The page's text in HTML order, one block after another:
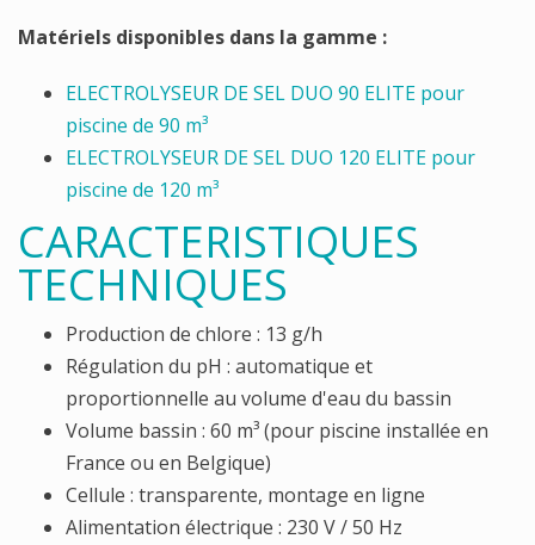
Matériels disponibles dans la gamme :
ELECTROLYSEUR DE SEL DUO 90 ELITE pour
piscine de 90 m³
ELECTROLYSEUR DE SEL DUO 120 ELITE pour
piscine de 120 m³
CARACTERISTIQUES
TECHNIQUES
Production de chlore : 13 g/h
Régulation du pH : automatique et
proportionnelle au volume d'eau du bassin
Volume bassin : 60 m³ (pour piscine installée en
France ou en Belgique)
Cellule : transparente, montage en ligne
Alimentation électrique : 230 V / 50 Hz